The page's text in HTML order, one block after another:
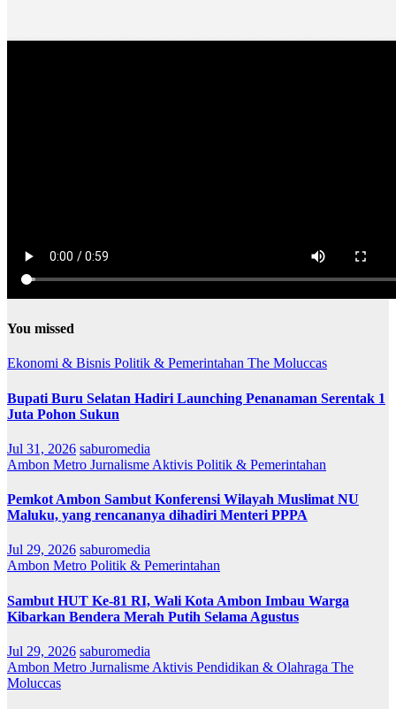
You missed
Ekonomi & Bisnis Politik & Pemerintahan The Moluccas
Bupati Buru Selatan Hadiri Launching Penanaman Serentak 1
Juta Pohon Sukun
Jul 31, 2026 saburomedia
Ambon Metro Jurnalisme Aktivis Politik & Pemerintahan
Pemkot Ambon Sambut Konferensi Wilayah Muslimat NU
Maluku, yang rencananya dihadiri Menteri PPPA
Jul 29, 2026 saburomedia
Ambon Metro Politik & Pemerintahan
Sambut HUT Ke-81 RI, Wali Kota Ambon Imbau Warga
Kibarkan Bendera Merah Putih Selama Agustus
Jul 29, 2026 saburomedia
Ambon Metro Jurnalisme Aktivis Pendidikan & Olahraga The
Moluccas